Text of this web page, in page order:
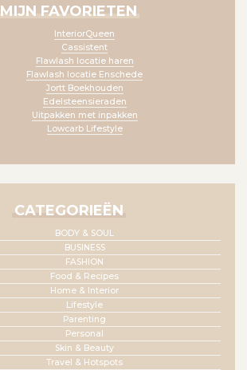
MIJN FAVORIETEN
InteriorQueen
Cassistent
Flawlash locatie haren
Flawlash locatie Enschede
Jortt Boekhouden
Edelsteensieraden
Uitpakken met inpakken
Lowcarb Lifestyle
CATEGORIEËN
BODY & SOUL
BUSINESS
FASHION
Food & Recipes
Home & Interior
Lifestyle
Parenting
Personal
Skin & Beauty
Travel & Hotspots